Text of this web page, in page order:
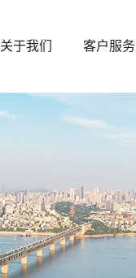
关于我们 客户服务